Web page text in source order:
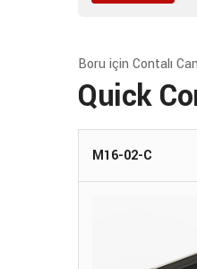
Boru için Contalı
Quick
M16-02-C